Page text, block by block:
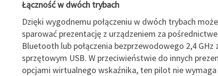
Łączność w dwóch trybach
Dzięki wygodnemu połączeniu w dwóch trybach
sparować prezentację z urządzeniem za
Bluetooth lub połączenia bezprzewodowego 2,4 GHz
sprzętowym USB. W przeciwieństwie do innych
opcjami wirtualnego wskaźnika, ten pilot nie wymaga